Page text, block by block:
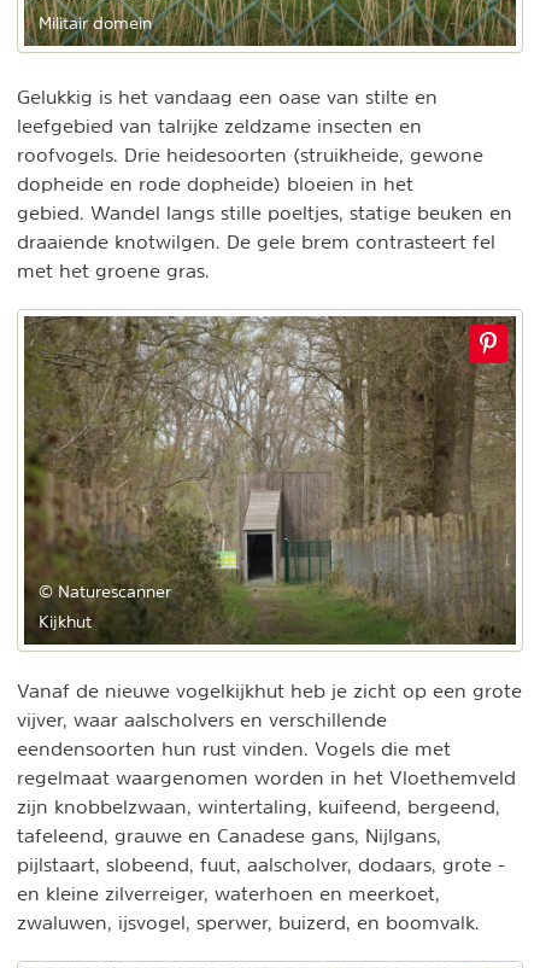
Militair domein
Gelukkig is het vandaag een oase van stilte en
leefgebied van talrijke zeldzame insecten en
roofvogels. Drie heidesoorten (struikheide, gewone
dopheide en rode dopheide) bloeien in het
gebied. Wandel langs stille poeltjes, statige beuken en
draaiende knotwilgen. De gele brem contrasteert fel
met het groene gras.
© Naturescanner
Kijkhut
Vanaf de nieuwe vogelkijkhut heb je zicht op een grote
vijver, waar aalscholvers en verschillende
eendensoorten hun rust vinden. Vogels die met
regelmaat waargenomen worden in het Vloethemveld
zijn knobbelzwaan, wintertaling, kuifeend, bergeend,
tafeleend, grauwe en Canadese gans, Nijlgans,
pijlstaart, slobeend, fuut, aalscholver, dodaars, grote -
en kleine zilverreiger, waterhoen en meerkoet,
zwaluwen, ijsvogel, sperwer, buizerd, en boomvalk.